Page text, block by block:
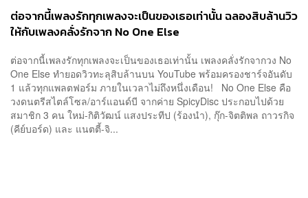
ต่อจากนี้เพลงรักทุกเพลงจะเป็นของเธอเท่านั้น ฉลองสิบล้านวิว
ให้กับเพลงคลั่งรักจาก No One Else
ต่อจากนี้เพลงรักทุกเพลงจะเป็นของเธอเท่านั้น เพลงคลั่งรักจากวง No
One Else ทำยอดวิวทะลุสิบล้านบน YouTube พร้อมครองชาร์จอันดับ
1 แล้วทุกแพลตฟอร์ม ภายในเวลาไม่ถึงหนึ่งเดือน! No One Else คือ
วงดนตรีสไตล์โซล/อาร์แอนด์บี จากค่าย SpicyDisc ประกอบไปด้วย
สมาชิก 3 คน ใหม่-กิติวัฒน์ แสงประทีป (ร้องนำ), กุ๊ก-จิตติพล ถาวรกิจ
(คีย์บอร์ด) และ แนตตี้-จิ...